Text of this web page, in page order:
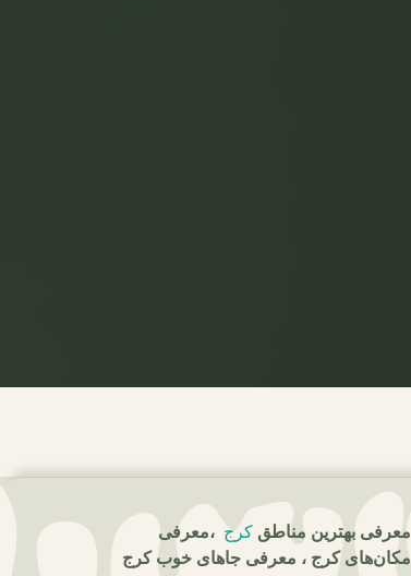
معرفی بهترین مناطق کرج ،معرفی
مکان‌های کرج ، معرفی جاهای خوب کرج